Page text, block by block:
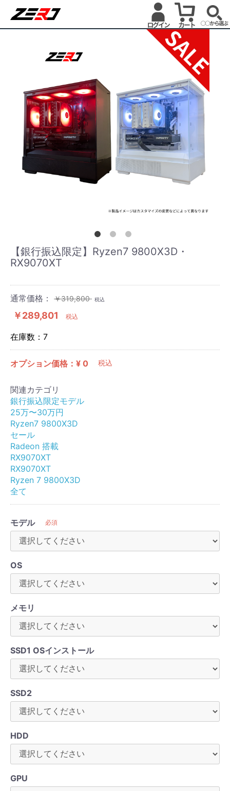
【銀行振込限定】Ryzen7 9800X3D・
RX9070XT
通常価格： ￥319,800 税込
￥289,801 税込
在庫数：7
オプション価格：¥ 0 税込
関連カテゴリ
銀行振込限定モデル
25万〜30万円
Ryzen7 9800X3D
セール
Radeon 搭載
RX9070XT
RX9070XT
Ryzen 7 9800X3D
全て
モデル 必須
OS
メモリ
SSD1 OSインストール
SSD2
HDD
GPU